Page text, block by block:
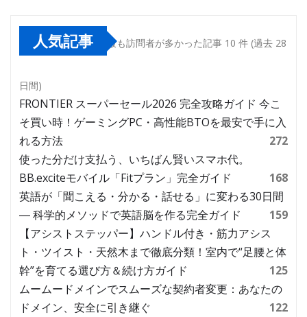
人気記事 最も訪問者が多かった記事 10 件 (過去 28
日間)
FRONTIER スーパーセール2026 完全攻略ガイド 今こ
そ買い時！ゲーミングPC・高性能BTOを最安で手に入
れる方法
272
使った分だけ支払う、いちばん賢いスマホ代。
BB.exciteモバイル「Fitプラン」完全ガイド
168
英語が「聞こえる・分かる・話せる」に変わる30日間
― 科学的メソッドで英語脳を作る完全ガイド
159
【アシストステッパー】ハンドル付き・筋力アシス
ト・ツイスト・天然木まで徹底分類！室内で“足腰と体
幹”を育てる選び方＆続け方ガイド
125
ムームードメインでスムーズな契約者変更：あなたの
ドメイン、安全に引き継ぐ
122